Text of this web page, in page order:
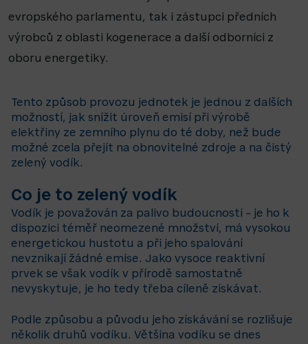
evropského parlamentu, tak i zástupci předních
výrobců z oblasti kogenerace a další odborníci z
oboru energetiky.
Tento způsob provozu jednotek je jednou z dalších
možností, jak snížit úroveň emisí při výrobě
elektřiny ze zemního plynu do té doby, než bude
možné zcela přejít na obnovitelné zdroje a na čistý
zelený vodík.
Co je to zelený vodík
Vodík je považován za palivo budoucnosti – je ho k
dispozici téměř neomezené množství, má vysokou
energetickou hustotu a při jeho spalování
nevznikají žádné emise. Jako vysoce reaktivní
prvek se však vodík v přírodě samostatně
nevyskytuje, je ho tedy třeba cíleně získávat.
Podle způsobu a původu jeho získávání se rozlišuje
několik druhů vodíku. Většina vodíku se dnes